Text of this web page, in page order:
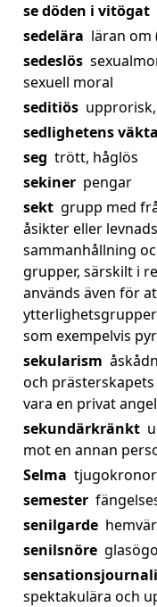
se döden i vitögat
sedelära läran om
sedeslös
sexuell moral
seditiös
sedlighetens
seg trött, håglös
sekiner pengar
sekt grupp med
åsikter eller
sammanhållning
grupper, särskilt i
används även för
som exempelvis
sekularism
och
vara en privat
sekundärkränkt
mot en annan
Selma
semester
senilgarde
senilsnöre
spektakulära och